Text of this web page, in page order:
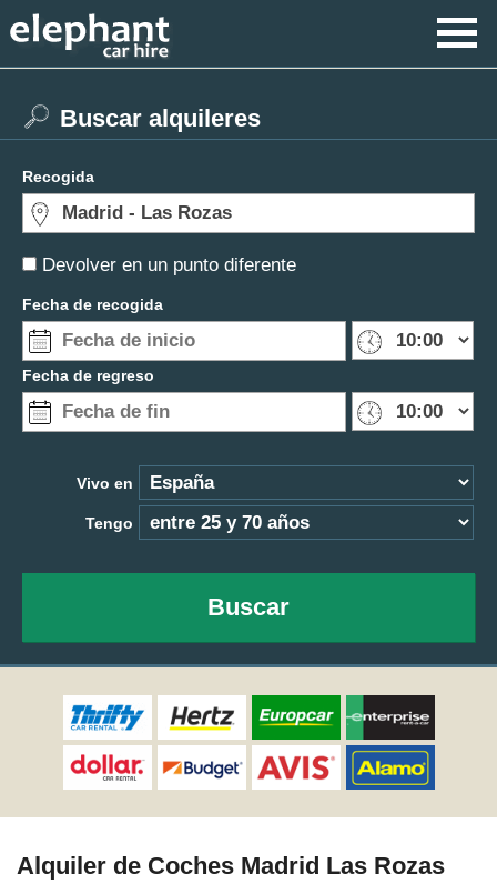
Devolver en un punto diferente
Buscar alquileres
Recogida
Fecha de recogida
Fecha de regreso
Vivo en
Tengo
Buscar
Alquiler de Coches Madrid Las Rozas